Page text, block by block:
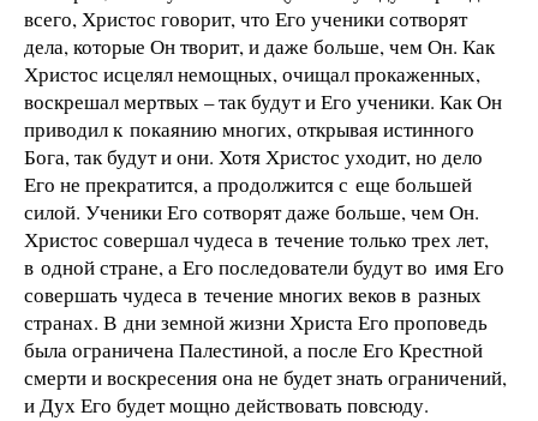
всего, Христос говорит, что Его ученики сотворят
дела, которые Он творит, и даже больше, чем Он. Как
Христос исцелял немощных, очищал прокаженных,
воскрешал мертвых – так будут и Его ученики. Как Он
приводил к покаянию многих, открывая истинного
Бога, так будут и они. Хотя Христос уходит, но дело
Его не прекратится, а продолжится с еще большей
силой. Ученики Его сотворят даже больше, чем Он.
Христос совершал чудеса в течение только трех лет,
в одной стране, а Его последователи будут во имя Его
совершать чудеса в течение многих веков в разных
странах. В дни земной жизни Христа Его проповедь
была ограничена Палестиной, а после Его Крестной
смерти и воскресения она не будет знать ограничений,
и Дух Его будет мощно действовать повсюду.